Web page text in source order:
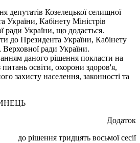
депутатів Козелецької селищної
України, Кабінету Міністрів
ради України, що додається.
до Президента України, Кабінету
Верховної ради України.
даного рішення покласти на
питань освіти, охорони здоров'я,
захисту населення, законності та
Додаток
до рішення тридцять восьмої сесії